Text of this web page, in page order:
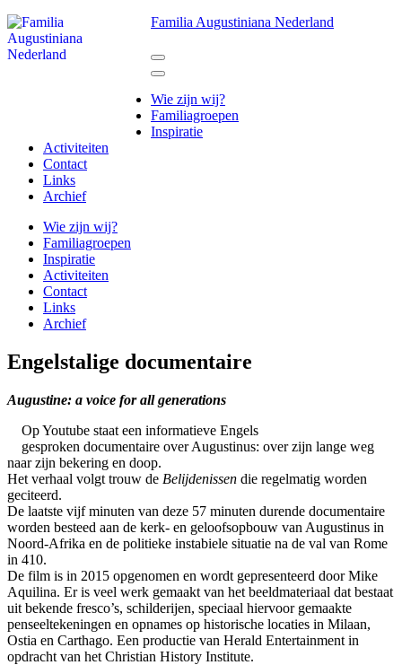
Ga
naar
inhoud
Familia Augustiniana Nederland
Wie zijn wij?
Familiagroepen
Inspiratie
Activiteiten
Contact
Links
Archief
Wie zijn wij?
Familiagroepen
Inspiratie
Activiteiten
Contact
Links
Archief
Engelstalige documentaire
Augustine: a voice for all generations
Op Youtube staat een informatieve Engels
gesproken documentaire over Augustinus: over zijn lange weg
naar zijn bekering en doop.
Het verhaal volgt trouw de Belijdenissen die regelmatig worden
geciteerd.
De laatste vijf minuten van deze 57 minuten durende documentaire
worden besteed aan de kerk- en geloofsopbouw van Augustinus in
Noord-Afrika en de politieke instabiele situatie na de val van Rome
in 410.
De film is in 2015 opgenomen en wordt gepresenteerd door Mike
Aquilina. Er is veel werk gemaakt van het beeldmateriaal dat bestaat
uit bekende fresco’s, schilderijen, speciaal hiervoor gemaakte
penseeltekeningen en opnames op historische locaties in Milaan,
Ostia en Carthago. Een productie van Herald Entertainment in
opdracht van het Christian History Institute.